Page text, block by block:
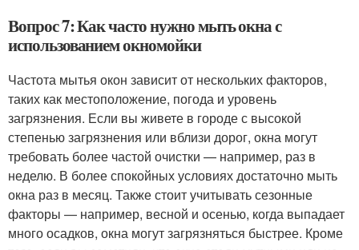
Вопрос 7: Как часто нужно мыть окна с
использованием окномойки
Частота мытья окон зависит от нескольких факторов,
таких как местоположение, погода и уровень
загрязнения. Если вы живете в городе с высокой
степенью загрязнения или вблизи дорог, окна могут
требовать более частой очистки — например, раз в
неделю. В более спокойных условиях достаточно мыть
окна раз в месяц. Также стоит учитывать сезонные
факторы — например, весной и осенью, когда выпадает
много осадков, окна могут загрязняться быстрее. Кроме